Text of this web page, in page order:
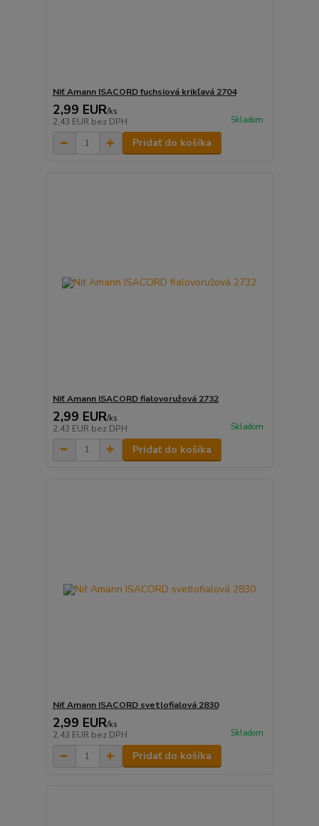
Niť Amann ISACORD fuchsiová krikľavá 2704
2,99 EUR/ks
2,43 EUR bez DPH Skladom
Pridať do košíka
Niť Amann ISACORD fialovoružová 2732
2,99 EUR/ks
2,43 EUR bez DPH Skladom
Pridať do košíka
Niť Amann ISACORD svetlofialová 2830
2,99 EUR/ks
2,43 EUR bez DPH Skladom
Pridať do košíka